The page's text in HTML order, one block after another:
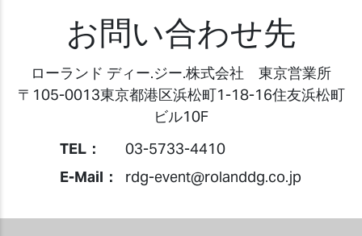
お問い合わせ先
ローランド ディー.ジー.株式会社 東京営業所
〒105-0013東京都港区浜松町1-18-16住友浜松町
ビル10F
TEL：
03-5733-4410
E-Mail：
rdg-event@rolanddg.co.jp